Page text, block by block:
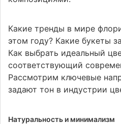
Какие тренды в мире
этом году? Какие букеты
Как выбрать идеальный
соответствующий
Рассмотрим ключевые
задают тон в индустрии
Натуральность и минимализм